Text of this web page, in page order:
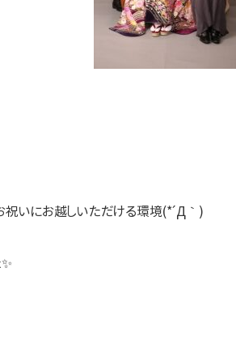
いにお越しいただける環境(*´Д｀)